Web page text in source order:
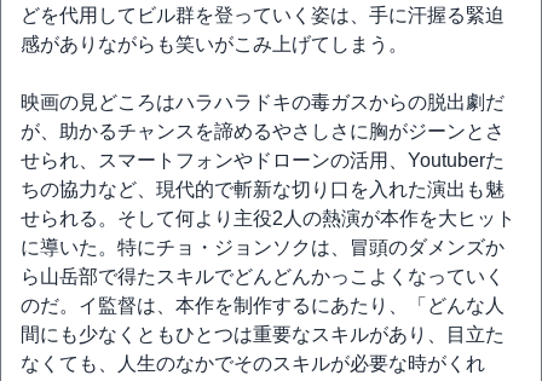
どを代用してビル群を登っていく姿は、手に汗握る緊迫
感がありながらも笑いがこみ上げてしまう。
映画の見どころはハラハラドキの毒ガスからの脱出劇だ
が、助かるチャンスを諦めるやさしさに胸がジーンとさ
せられ、スマートフォンやドローンの活用、Youtuberた
ちの協力など、現代的で斬新な切り口を入れた演出も魅
せられる。そして何より主役2人の熱演が本作を大ヒット
に導いた。特にチョ・ジョンソクは、冒頭のダメンズか
ら山岳部で得たスキルでどんどんかっこよくなっていく
のだ。イ監督は、本作を制作するにあたり、「どんな人
間にも少なくともひとつは重要なスキルがあり、目立た
なくても、人生のなかでそのスキルが必要な時がくれ